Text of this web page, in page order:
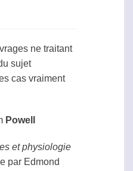
ne traitant
sujet
cas vraiment
Powell
et physiologie
par Edmond